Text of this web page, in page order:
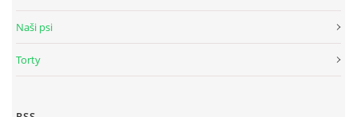
Naši psi
Torty